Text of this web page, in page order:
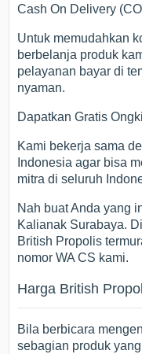
Cash On Delivery
Untuk memudahkan
berbelanja produk
pelayanan bayar di
nyaman.
Dapatkan Gratis
Kami bekerja sama
Indonesia agar bisa
mitra di seluruh
Nah buat Anda yang
Kalianak Surabaya.
British Propolis
nomor WA CS kami.
Harga British
Bila berbicara
sebagian produk